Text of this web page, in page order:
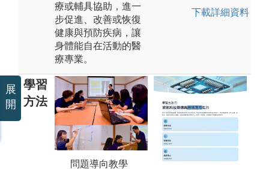
療或輔具協助，進一
步促進、改善或恢復
健康與預防疾病，讓
身體能自在活動的醫
療專業。
下載詳細資料
學習
方法
問題導向教學
展
開